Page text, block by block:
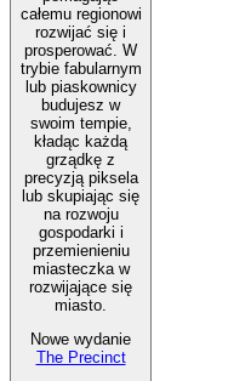
całemu regionowi
rozwijać się i
prosperować. W
trybie fabularnym
lub piaskownicy
budujesz w
swoim tempie,
kładąc każdą
grządkę z
precyzją piksela
lub skupiając się
na rozwoju
gospodarki i
przemienieniu
miasteczka w
rozwijające się
miasto.
Nowe wydanie
The Precinct